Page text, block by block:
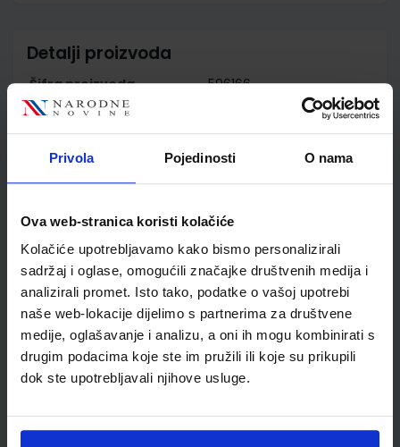
Privola Pojedinosti O nama
Ova web-stranica koristi kolačiće
Kolačiće upotrebljavamo kako bismo personalizirali
sadržaj i oglase, omogućili značajke društvenih medija i
analizirali promet. Isto tako, podatke o vašoj upotrebi
naše web-lokacije dijelimo s partnerima za društvene
medije, oglašavanje i analizu, a oni ih mogu kombinirati s
drugim podacima koje ste im pružili ili koje su prikupili
dok ste upotrebljavali njihove usluge.
Detalji proizvoda
Šifra proizvoda
596166
Jedinična mjera
Nakladnik
ŠKOLSKA KNJIGA d.d.
Autor
Irena Vučić Silvia
Vrsta školske knjige
RADNA BILJEŽNICA
Vrsta škole
3 STRUKOVNA
Nastavni predmet
TALIJANSKI JEZIK
Reg br min
8266-DOM